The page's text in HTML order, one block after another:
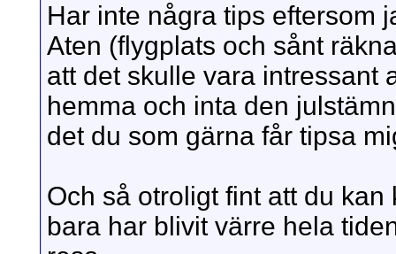
Har inte några tips eftersom
Aten (flygplats och sånt
att det skulle vara intressant
hemma och inta den
det du som gärna får tipsa
Och så otroligt fint att du
bara har blivit värre hela